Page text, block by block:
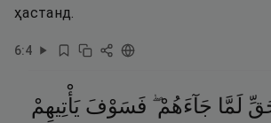
ҳастанд.
6:4
لَمَّا جَآءَهُمْ ۖ فَسَوْفَ يَأْتِيهِمْ